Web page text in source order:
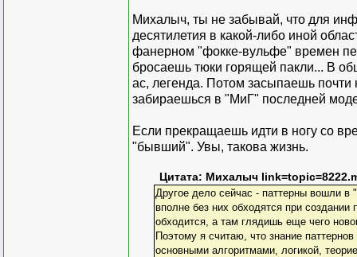
Михалыч, ты не забывай, что для
десятилетия в какой-либо иной
фанерном "фокке-вульфе" времен
бросаешь тюки горящей пакли... В
ас, легенда. Потом засыпаешь
забираешься в "МиГ" последней
Если прекращаешь идти в ногу со
"бывший". Увы, такова жизнь.
Цитата: Михалыч
Другое дело сейчас - паттерны вошли в
вполне без них обходятся при
обходится, а там глядишь еще чего
Поэтому я считаю, что знание
основными алгоритмами, логикой,